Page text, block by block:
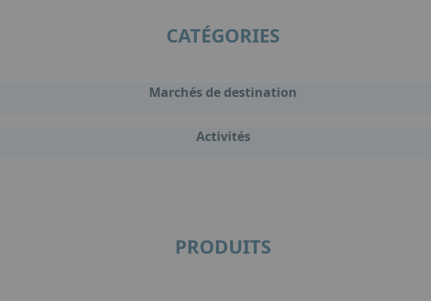
CATÉGORIES
Marchés de destination
Activités
PRODUITS